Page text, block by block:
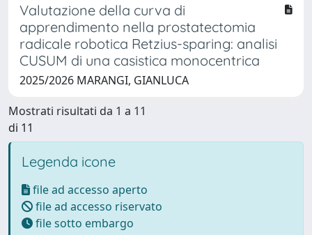
Valutazione della curva di
apprendimento nella prostatectomia
radicale robotica Retzius-sparing: analisi
CUSUM di una casistica monocentrica
2025/2026 MARANGI, GIANLUCA
Mostrati risultati da 1 a 11
di 11
Legenda icone
file ad accesso aperto
file ad accesso riservato
file sotto embargo